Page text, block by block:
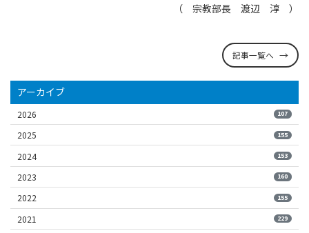
（ 宗教部長 渡辺 淳 ）
記事一覧へ
アーカイブ
2026 107
2025 155
2024 153
2023 160
2022 155
2021 229